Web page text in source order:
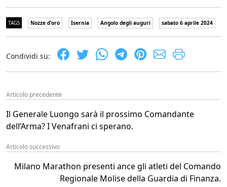
TAGS Nozze d'oro Isernia Angolo degli auguri sabato 6 aprile 2024
Condividi su:
Articolo precedente
Il Generale Luongo sarà il prossimo Comandante
dell’Arma? I Venafrani ci sperano.
Articolo successivo
Milano Marathon presenti ance gli atleti del Comando
Regionale Molise della Guardia di Finanza.